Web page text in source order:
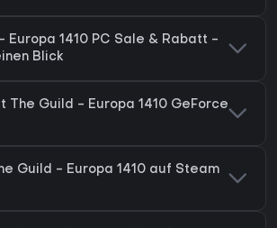
Europa 1410 PC Sale & Rabatt -
Blick
The Guild - Europa 1410 GeForce
Guild - Europa 1410 auf Steam